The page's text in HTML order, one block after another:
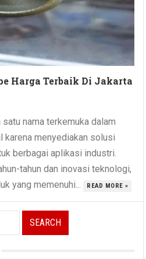
Harga Terbaik Di Jakarta
nama terkemuka dalam
karena menyediakan solusi
berbagai aplikasi industri.
tahun dan inovasi teknologi,
yang memenuhi...
READ MORE »